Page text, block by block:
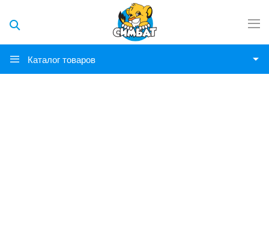
Каталог товаров